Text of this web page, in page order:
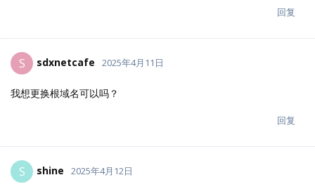
回复
S sdxnetcafe 2025年4月11日
我想更换根域名可以吗？
回复
S shine 2025年4月12日